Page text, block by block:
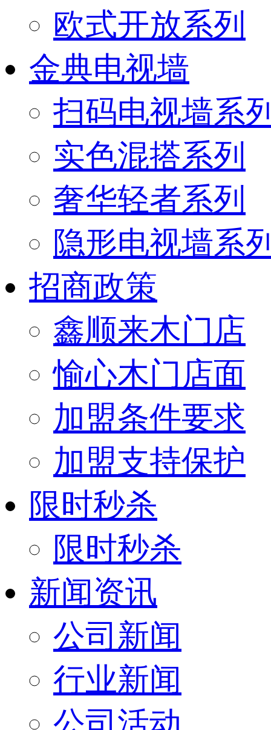
欧式开放系列
金典电视墙
扫码电视墙系
实色混搭系列
奢华轻者系列
隐形电视墙系
招商政策
鑫顺来木门店
愉心木门店面
加盟条件要求
加盟支持保护
限时秒杀
限时秒杀
新闻资讯
公司新闻
行业新闻